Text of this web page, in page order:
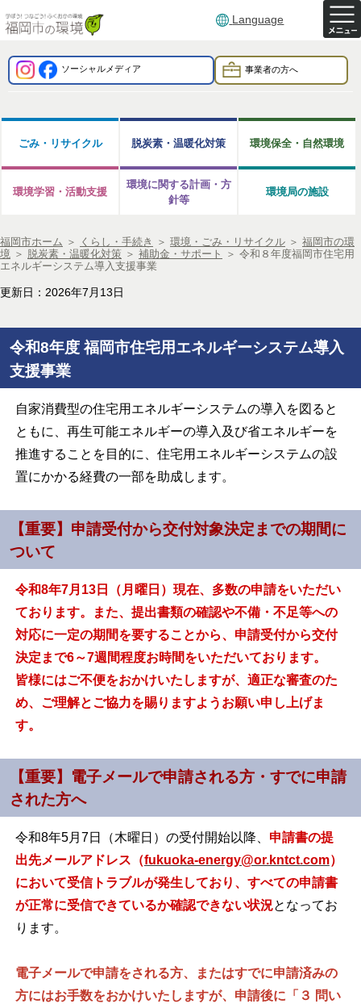
Language
ソーシャルメディア 事業者の方へ
ごみ・リサイクル 脱炭素・温暖化対策 環境保全・自然環境
環境学習・活動支援
環境に関する計画・方
針等
環境局の施設
福岡市ホーム ＞ くらし・手続き ＞ 環境・ごみ・リサイクル ＞ 福岡市の環
境 ＞ 脱炭素・温暖化対策 ＞ 補助金・サポート ＞ 令和８年度福岡市住宅用
エネルギーシステム導入支援事業
更新日：2026年7月13日
令和8年度 福岡市住宅用エネルギーシステム導入
支援事業
自家消費型の住宅用エネルギーシステムの導入を図ると
ともに、再生可能エネルギーの導入及び省エネルギーを
推進することを目的に、住宅用エネルギーシステムの設
置にかかる経費の一部を助成します。
【重要】申請受付から交付対象決定までの期間に
ついて
令和8年7月13日（月曜日）現在、多数の申請をいただい
ております。また、提出書類の確認や不備・不足等への
対応に一定の期間を要することから、申請受付から交付
決定まで6～7週間程度お時間をいただいております。
皆様にはご不便をおかけいたしますが、適正な審査のた
め、ご理解とご協力を賜りますようお願い申し上げま
す。
【重要】電子メールで申請される方・すでに申請
された方へ
令和8年5月7日（木曜日）の受付開始以降、 申請書の提
出先メールアドレス（fukuoka-energy@or.kntct.com）
において受信トラブルが発生しており、すべての申請書
が正常に受信できているか確認できない状況となってお
ります。
電子メールで申請をされる方、またはすでに申請済みの
方にはお手数をおかけいたしますが、申請後に「３ 問い